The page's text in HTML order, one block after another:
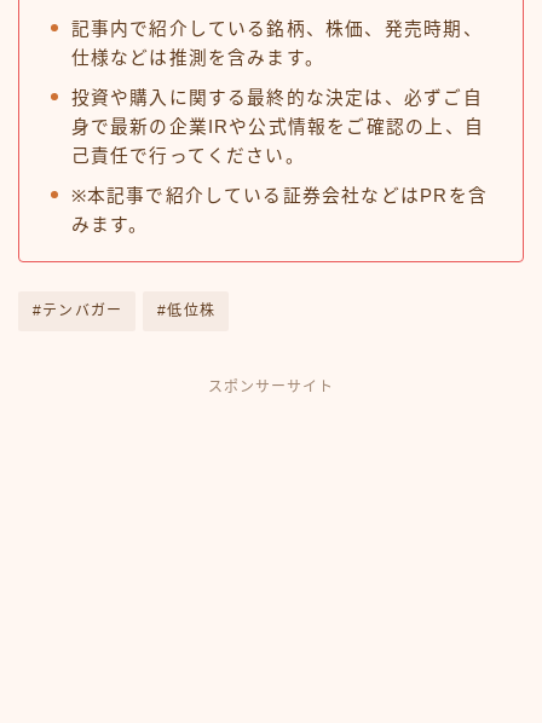
記事内で紹介している銘柄、株価、発売時期、
仕様などは推測を含みます。
投資や購入に関する最終的な決定は、必ずご自
身で最新の企業IRや公式情報をご確認の上、自
己責任で行ってください。
※本記事で紹介している証券会社などはPRを含
みます。
#テンバガー #低位株
スポンサーサイト